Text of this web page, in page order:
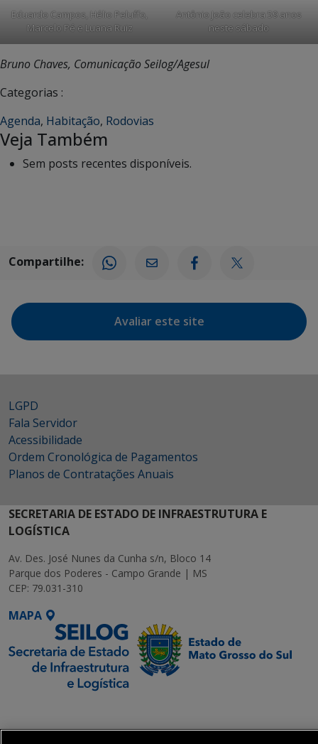
Eduardo Campos, Hélio Peluffo,
Marcelo Pé e Luana Ruiz
Antônio João celebra 59 anos
neste sábado
Bruno Chaves, Comunicação Seilog/Agesul
Categorias :
Agenda, Habitação, Rodovias
Veja Também
Sem posts recentes disponíveis.
Compartilhe:
Avaliar este site
LGPD
Fala Servidor
Acessibilidade
Ordem Cronológica de Pagamentos
Planos de Contratações Anuais
SECRETARIA DE ESTADO DE INFRAESTRUTURA E
LOGÍSTICA
Av. Des. José Nunes da Cunha s/n, Bloco 14
Parque dos Poderes - Campo Grande | MS
CEP: 79.031-310
MAPA
Executiva de